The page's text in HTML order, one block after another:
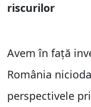
riscurilor
Avem în față
România
perspectivele